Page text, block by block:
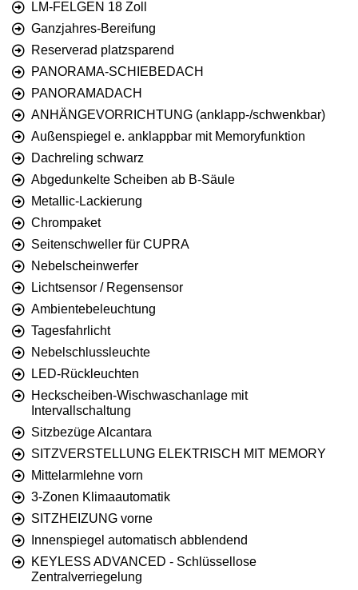
LM-FELGEN 18 Zoll
Ganzjahres-Bereifung
Reserverad platzsparend
PANORAMA-SCHIEBEDACH
PANORAMADACH
ANHÄNGEVORRICHTUNG (anklapp-/schwenkbar)
Außenspiegel e. anklappbar mit Memoryfunktion
Dachreling schwarz
Abgedunkelte Scheiben ab B-Säule
Metallic-Lackierung
Chrompaket
Seitenschweller für CUPRA
Nebelscheinwerfer
Lichtsensor / Regensensor
Ambientebeleuchtung
Tagesfahrlicht
Nebelschlussleuchte
LED-Rückleuchten
Heckscheiben-Wischwaschanlage mit
Intervallschaltung
Sitzbezüge Alcantara
SITZVERSTELLUNG ELEKTRISCH MIT MEMORY
Mittelarmlehne vorn
3-Zonen Klimaautomatik
SITZHEIZUNG vorne
Innenspiegel automatisch abblendend
KEYLESS ADVANCED - Schlüssellose
Zentralverriegelung